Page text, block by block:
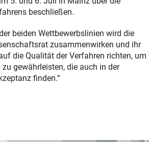
beschließen.
beiden Wettbewerbslinien wird die
zusammenwirken und ihr
die Qualität der Verfahren richten, um
gewährleisten, die auch in der
finden.“